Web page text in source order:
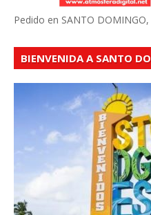
Pedido en SANTO
BIENVENIDA A SANTO